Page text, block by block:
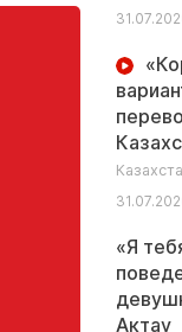
«Я
Актау